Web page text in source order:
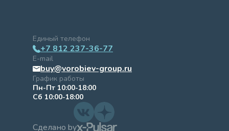
Единый телефон
+7 812 237-36-77
E-mail
buy@vorobiev-group.ru
График работы
Пн-Пт 10:00-18:00
Сб 10:00-18:00
Сделано by